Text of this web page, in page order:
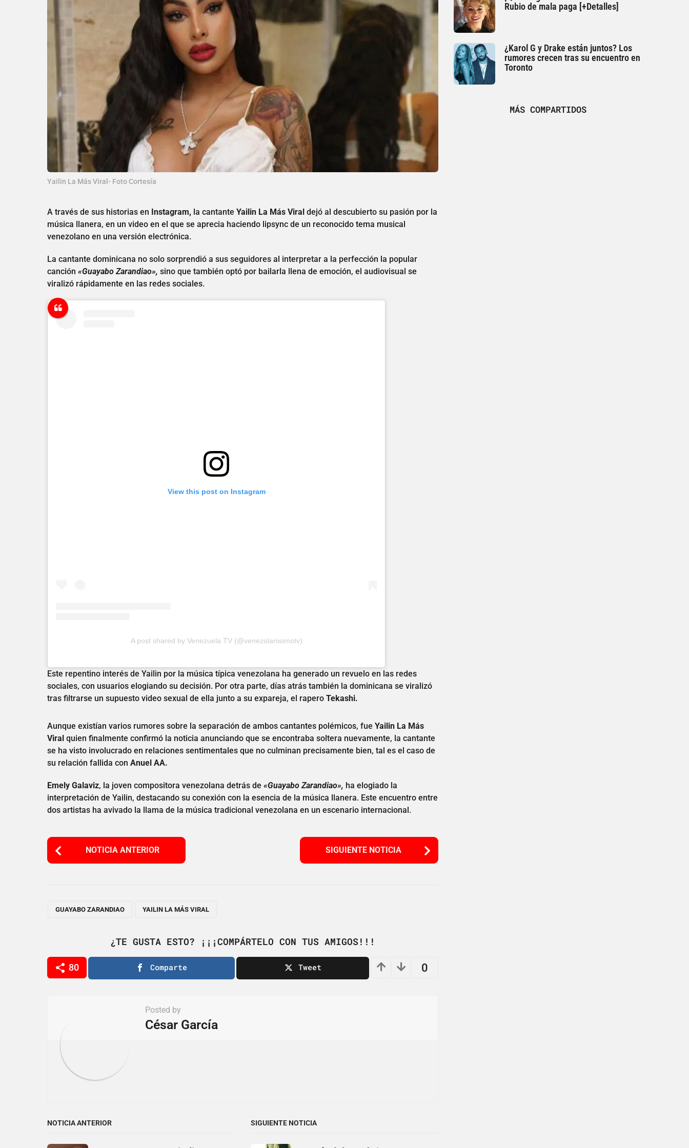
Yailin La Más Viral- Foto Cortesía
A través de sus historias en Instagram, la cantante Yailin La Más Viral dejó al descubierto su pasión por la
música llanera, en un video en el que se aprecia haciendo lipsync de un reconocido tema musical
venezolano en una versión electrónica.
La cantante dominicana no solo sorprendió a sus seguidores al interpretar a la perfección la popular
canción «Guayabo Zarandiao», sino que también optó por bailarla llena de emoción, el audiovisual se
viralizó rápidamente en las redes sociales.
View this post on Instagram
A post shared by Venezuela TV (@venezolanisimotv)
Este repentino interés de Yailin por la música típica venezolana ha generado un revuelo en las redes
sociales, con usuarios elogiando su decisión. Por otra parte, días atrás también la dominicana se viralizó
tras filtrarse un supuesto video sexual de ella junto a su expareja, el rapero Tekashi.
Aunque existían varios rumores sobre la separación de ambos cantantes polémicos, fue Yailin La Más
Viral quien finalmente confirmó la noticia anunciando que se encontraba soltera nuevamente, la cantante
se ha visto involucrado en relaciones sentimentales que no culminan precisamente bien, tal es el caso de
su relación fallida con Anuel AA.
Emely Galaviz, la joven compositora venezolana detrás de «Guayabo Zarandiao», ha elogiado la
interpretación de Yailin, destacando su conexión con la esencia de la música llanera. Este encuentro entre
dos artistas ha avivado la llama de la música tradicional venezolana en un escenario internacional.
P
o
P
i
n
NOTICIA ANTERIOR SIGUIENTE NOTICIA
GUAYABO ZARANDIAO YAILIN LA MÁS VIRAL
¿TE GUSTA ESTO? ¡¡¡COMPÁRTELO CON TUS AMIGOS!!!
80 0
Comparte Tweet
Posted by
César García
NOTICIA ANTERIOR SIGUIENTE NOTICIA
Rubio de mala paga [+Detalles]
¿Karol G y Drake están juntos? Los
rumores crecen tras su encuentro en
Toronto
MÁS COMPARTIDOS